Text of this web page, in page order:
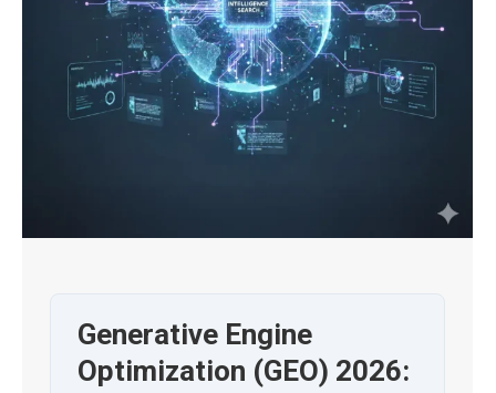
Generative Engine
Optimization (GEO) 2026: